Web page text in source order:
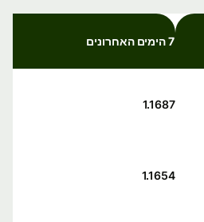
7 הימים האחרונים
1.1687
1.1654